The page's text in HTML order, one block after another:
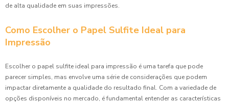
de alta qualidade em suas impressões.
Como Escolher o Papel Sulfite Ideal para
Impressão
Escolher o papel sulfite ideal para impressão é uma tarefa que pode
parecer simples, mas envolve uma série de considerações que podem
impactar diretamente a qualidade do resultado final. Com a variedade de
opções disponíveis no mercado, é fundamental entender as características